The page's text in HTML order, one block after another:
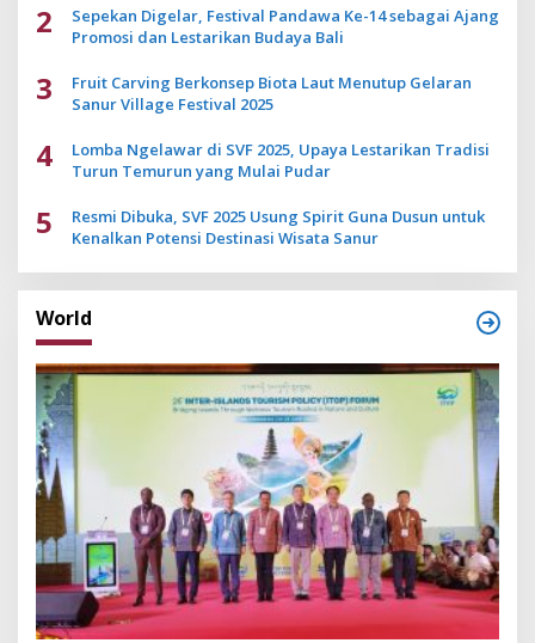
2
Sepekan Digelar, Festival Pandawa Ke-14 sebagai Ajang
Promosi dan Lestarikan Budaya Bali
3
Fruit Carving Berkonsep Biota Laut Menutup Gelaran
Sanur Village Festival 2025
4
Lomba Ngelawar di SVF 2025, Upaya Lestarikan Tradisi
Turun Temurun yang Mulai Pudar
5
Resmi Dibuka, SVF 2025 Usung Spirit Guna Dusun untuk
Kenalkan Potensi Destinasi Wisata Sanur
World